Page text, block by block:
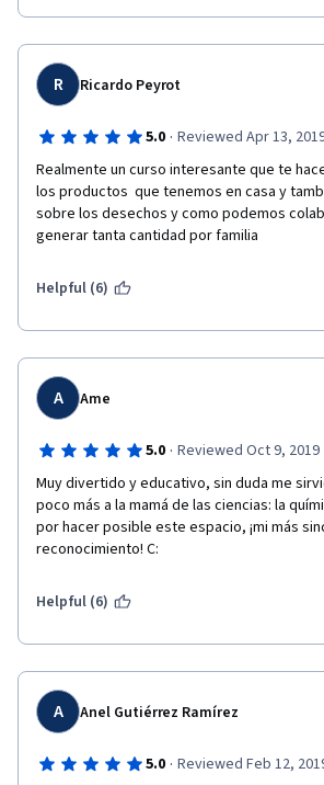
R Ricardo Peyrot
5.0 · Reviewed Apr 13,
Realmente un curso interesante que te
los productos  que tenemos en casa y
sobre los desechos y como podemos
generar tanta cantidad por familia
Helpful (6)
A Ame
5.0 · Reviewed Oct 9, 2019
Muy divertido y educativo, sin duda me
poco más a la mamá de las ciencias: la
por hacer posible este espacio, ¡mi más
reconocimiento! C:
Helpful (6)
A Anel Gutiérrez Ramírez
5.0 · Reviewed Feb 12,